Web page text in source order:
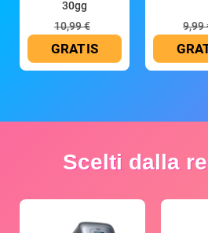
30gg
10,99 €
GRATIS
9,99
Scelti dalla